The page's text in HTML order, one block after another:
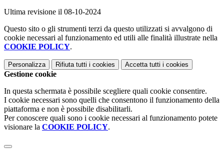
Ultima revisione il 08-10-2024
Questo sito o gli strumenti terzi da questo utilizzati si avvalgono di
cookie necessari al funzionamento ed utili alle finalità illustrate nella
COOKIE POLICY.
Personalizza Rifiuta tutti i cookies Accetta tutti i cookies
Gestione cookie
In questa schermata è possibile scegliere quali cookie consentire.
I cookie necessari sono quelli che consentono il funzionamento della
piattaforma e non è possibile disabilitarli.
Per conoscere quali sono i cookie necessari al funzionamento potete
visionare la COOKIE POLICY.